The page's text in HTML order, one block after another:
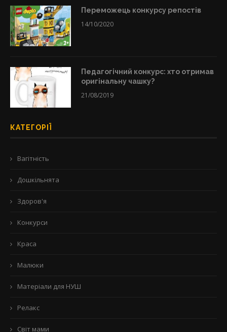
Переможець конкурсу репостів
14/10/2020
Педагогічний конкурс: хто отримав
оригінальну чашку?
21/08/2019
КАТЕГОРІЇ
Вагітність
Дошкільнята
Здоров'я
Конкурси
Краса
Малюки
Матеріали для НУШ
Релакс
Світ мами